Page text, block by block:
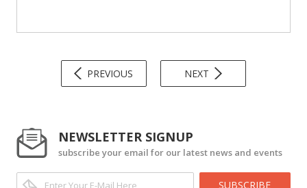
PREVIOUS NEXT
NEWSLETTER SIGNUP
subscribe your email for our latest news and events
SUBSCRIBE